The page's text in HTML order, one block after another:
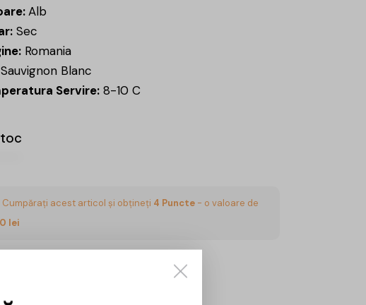
Alb
Sec
Romania
Sauvignon Blanc
Servire: 8-10 C
Cumpărați acest articol și obțineți 4 Puncte - o valoare de
lei